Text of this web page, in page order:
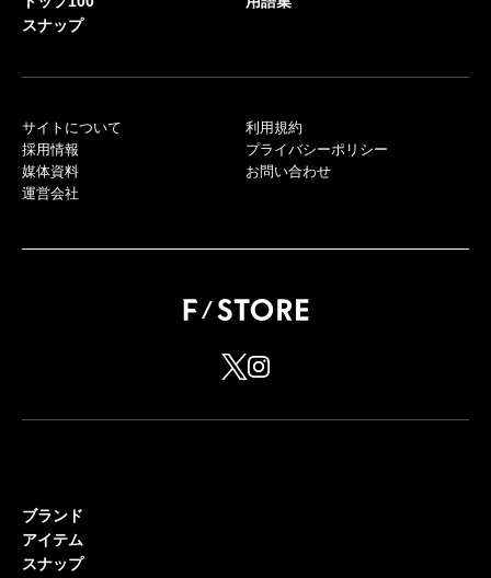
スナップ
サイトについて
採用情報
媒体資料
運営会社
利用規約
プライバシーポリシー
お問い合わせ
ブランド
アイテム
スナップ